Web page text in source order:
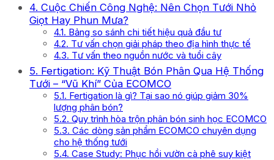
4. Cuộc Chiến Công Nghệ: Nên Chọn Tưới Nhỏ
Giọt Hay Phun Mưa?
4.1. Bảng so sánh chi tiết hiệu quả đầu tư
4.2. Tư vấn chọn giải pháp theo địa hình thực tế
4.3. Tư vấn theo nguồn nước và tuổi cây
5. Fertigation: Kỹ Thuật Bón Phân Qua Hệ Thống
Tưới – “Vũ Khí” Của ECOMCO
5.1. Fertigation là gì? Tại sao nó giúp giảm 30%
lượng phân bón?
5.2. Quy trình hòa trộn phân bón sinh học ECOMCO
5.3. Các dòng sản phẩm ECOMCO chuyên dụng
cho hệ thống tưới
5.4. Case Study: Phục hồi vườn cà phê suy kiệt